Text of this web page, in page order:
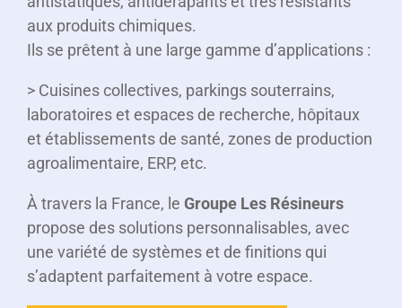
aux produits chimiques.
Ils se prêtent à une large gamme d’applications :
> Cuisines collectives, parkings souterrains,
laboratoires et espaces de recherche, hôpitaux
et établissements de santé, zones de production
agroalimentaire, ERP, etc.
À travers la France, le Groupe Les Résineurs
propose des solutions personnalisables, avec
une variété de systèmes et de finitions qui
s’adaptent parfaitement à votre espace.